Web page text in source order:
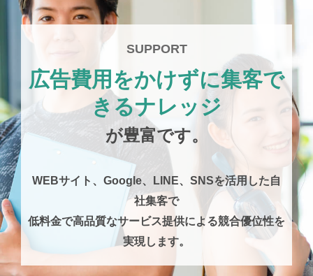
SUPPORT
広告費用をかけずに集客で
きるナレッジ
が豊富です。
WEBサイト、Google、LINE、SNSを活用した自
社集客で
低料金で高品質なサービス提供による競合優位性を
実現します。